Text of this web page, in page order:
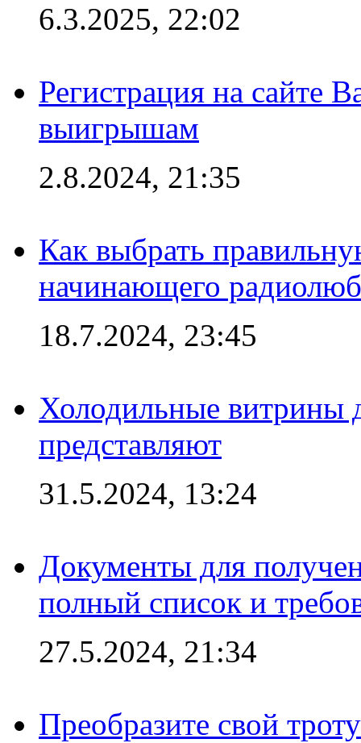
6.3.2025, 22:02
Регистрация на сайте
выигрышам
2.8.2024, 21:35
Как выбрать
начинающего
18.7.2024, 23:45
Холодильные витрины
представляют
31.5.2024, 13:24
Документы для
полный список и
27.5.2024, 21:34
Преобразите свой